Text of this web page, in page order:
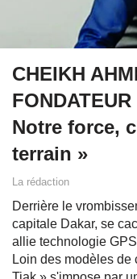
CHEIKH
Notre force,
terrain »
La rédaction
Derrière le
capitale Dakar, se
allie technologie
Loin des modèles